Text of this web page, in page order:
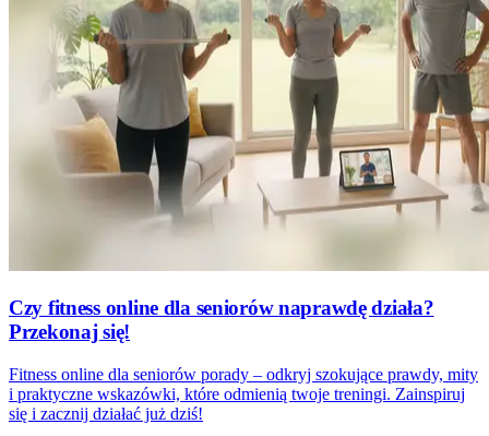
Czy fitness online dla seniorów naprawdę działa?
Przekonaj się!
Fitness online dla seniorów porady – odkryj szokujące prawdy, mity
i praktyczne wskazówki, które odmienią twoje treningi. Zainspiruj
się i zacznij działać już dziś!